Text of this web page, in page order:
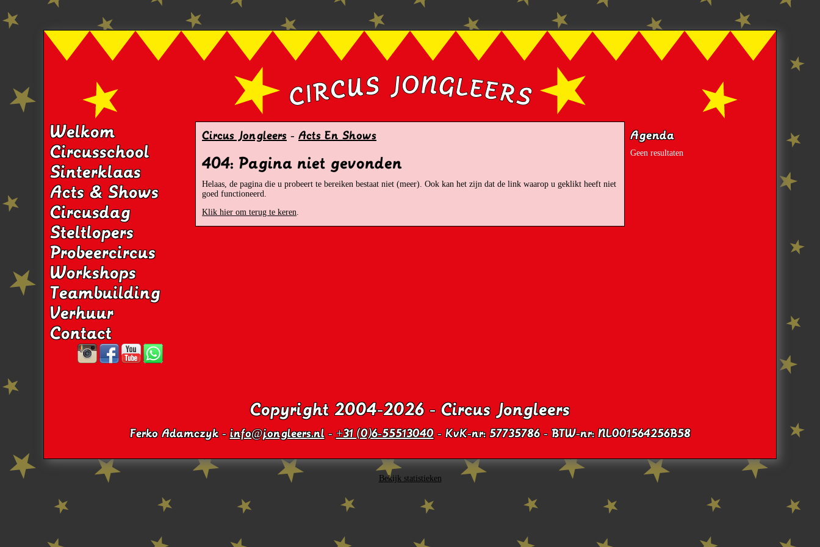
Welkom
Circusschool
Sinterklaas
Acts & Shows
Circusdag
Steltlopers
Probeercircus
Workshops
Teambuilding
Verhuur
Contact
Circus Jongleers - Acts En Shows
404: Pagina niet gevonden
Helaas, de pagina die u probeert te bereiken bestaat niet (meer). Ook kan het zijn dat de link waarop u geklikt heeft niet
goed functioneerd.
Klik hier om terug te keren.
Agenda
Geen resultaten
Copyright 2004-2026 - Circus Jongleers
Ferko Adamczyk -info@jongleers.nl- +31 (0)6-55513040- KvK-nr: 57735786 - BTW-nr: NL001564256B58
Bekijk statistieken